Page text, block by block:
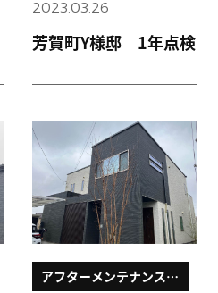
芳賀町Y様邸 1年点検
2023.03.26
アフターメンテナンスブ